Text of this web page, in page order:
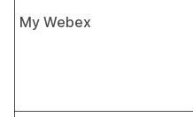
My Webex